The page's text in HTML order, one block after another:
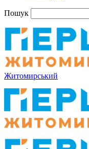
Пошук
Житомирський